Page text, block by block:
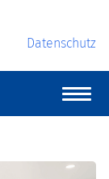
Datenschutz